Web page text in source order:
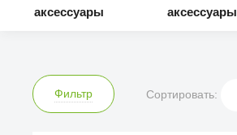
аксессуары
аксессуары
Фильтр Сортировать: